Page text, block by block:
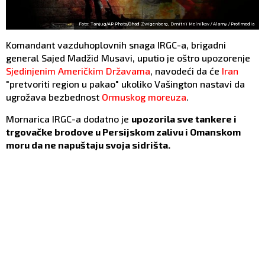
Foto: Tanjug/AP Photo/Ohad Zwigenberg, Dmitrii Melnikov / Alamy / Profimedia
Komandant vazduhoplovnih snaga IRGC-a, brigadni
general Sajed Madžid Musavi, uputio je oštro upozorenje
Sjedinjenim Američkim Državama, navodeći da će Iran
"pretvoriti region u pakao" ukoliko Vašington nastavi da
ugrožava bezbednost Ormuskog moreuza.
Mornarica IRGC-a dodatno je upozorila sve tankere i
trgovačke brodove u Persijskom zalivu i Omanskom
moru da ne napuštaju svoja sidrišta.